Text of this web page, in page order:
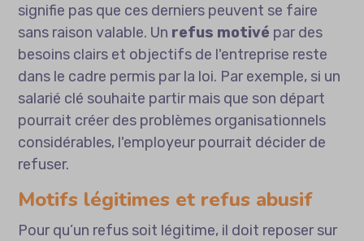
signifie pas que ces derniers peuvent se faire
sans raison valable. Un refus motivé par des
besoins clairs et objectifs de l'entreprise reste
dans le cadre permis par la loi. Par exemple, si un
salarié clé souhaite partir mais que son départ
pourrait créer des problèmes organisationnels
considérables, l'employeur pourrait décider de
refuser.
Motifs légitimes et refus abusif
Pour qu’un refus soit légitime, il doit reposer sur